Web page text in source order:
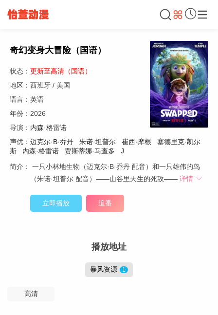
奇幻变身大冒险（国语）
状态： 更新至高清（国语）
地区：西班牙 / 美国
语言：英语
年份：2026
导演： 内森·格雷诺
声优： 迈克尔·B·乔丹 朱诺·坦普尔 崔西·摩根
塞德里克·凯尔
斯
内森·格雷诺 贾斯蒂娜·马查多
J
简介：
一只小林地生物（迈克尔·B·乔丹 配音）和一只雄伟的鸟
（朱诺·坦普尔 配音）——山谷里天生的死敌—— 详情
立即播放 追番
播放地址
暴风资源 1
高清